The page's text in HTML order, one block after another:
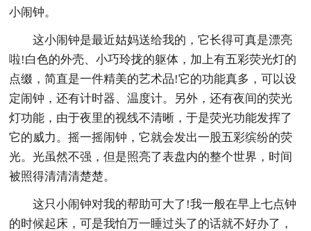
小闹钟。
这小闹钟是最近姑妈送给我的，它长得可真是漂亮
啦!白色的外壳、小巧玲拢的躯体，加上有五彩荧光灯的
点缀，简直是一件精美的艺术品!它的功能真多，可以设
定闹钟，还有计时器、温度计。另外，还有夜间的荧光
灯功能，由于夜里的视线不清晰，于是荧光功能发挥了
它的威力。摇一摇闹钟，它就会发出一股五彩缤纷的荧
光。光虽然不强，但是照亮了表盘内的整个世界，时间
被照得清清清楚楚。
这只小闹钟对我的帮助可大了!我一般在早上七点钟
的时候起床，可是我怕万一睡过头了的话就不好办了，